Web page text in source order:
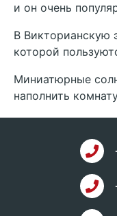
и он очень
В Викторианскую
которой
Миниатюрные
наполнить